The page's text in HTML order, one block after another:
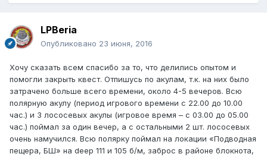
LPBeria
Опубликовано 23 июня, 2016
Хочу сказать всем спасибо за то, что делились опытом и
помогли закрыть квест. Отпишусь по акулам, т.к. на них было
затрачено больше всего времени, около 4-5 вечеров. Всю
полярную акулу (период игрового времени с 22.00 до 10.00
час.) и 3 лососевых акулы (игровое время – с 03.00 до 05.00
час.) поймал за один вечер, а с остальными 2 шт. лососевых
очень намучился. Всю полярку поймал на локации «Подводная
пещера, БШ» на deep 111 и 105 б/м, заброс в районе блокнота,